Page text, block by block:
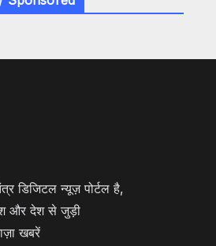
डिजिटल न्यूज़ पोर्टल है,
और देश से जुड़ी
खबरें